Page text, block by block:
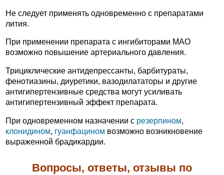
Не следует применять одновременно с препаратами
лития.
При применении препарата с ингибиторами МАО
возможно повышение артериального давления.
Трициклические антидепрессанты, барбитураты,
фенотиазины, диуретики, вазодилататоры и другие
антигипертензивные средства могут усиливать
антигипертензивный эффект препарата.
При одновременном назначении с резерпином,
клонидином, гуанфацином возможно возникновение
выраженной брадикардии.
Вопросы, ответы, отзывы по